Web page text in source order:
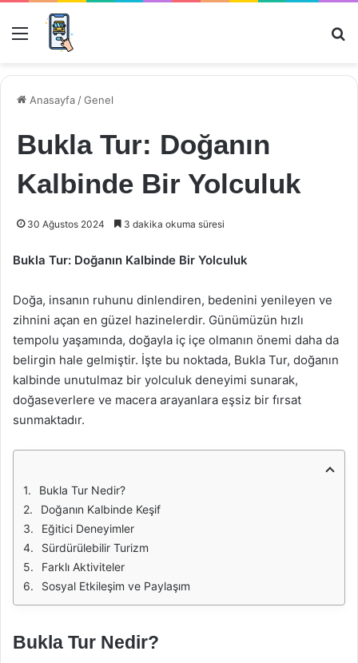
Menü
Anasayfa /Genel
Bukla Tur: Doğanın
Kalbinde Bir Yolculuk
30 Ağustos 2024 3 dakika okuma süresi
Bukla Tur: Doğanın Kalbinde Bir Yolculuk
Doğa, insanın ruhunu dinlendiren, bedenini yenileyen ve
zihnini açan en güzel hazinelerdir. Günümüzün hızlı
tempolu yaşamında, doğayla iç içe olmanın önemi daha da
belirgin hale gelmiştir. İşte bu noktada, Bukla Tur, doğanın
kalbinde unutulmaz bir yolculuk deneyimi sunarak,
doğaseverlere ve macera arayanlara eşsiz bir fırsat
sunmaktadır.
Bukla Tur Nedir?
Doğanın Kalbinde Keşif
Eğitici Deneyimler
Sürdürülebilir Turizm
Farklı Aktiviteler
Sosyal Etkileşim ve Paylaşım
Bukla Tur Nedir?